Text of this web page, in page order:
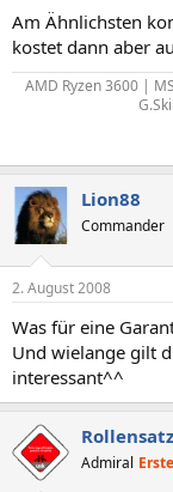
Am Ähnlichsten
kostet dann aber
AMD Ryzen 3600 |
Lion88
Commander
2. August 2008
Was für eine
Und wielange gilt
interessant^^
Rollensatz
Admiral